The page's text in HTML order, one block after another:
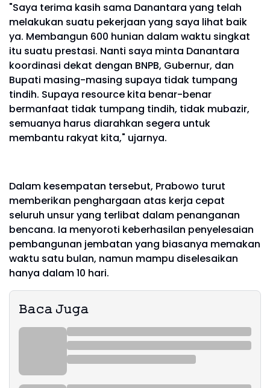
"Saya terima kasih sama Danantara yang telah
melakukan suatu pekerjaan yang saya lihat baik
ya. Membangun 600 hunian dalam waktu singkat
itu suatu prestasi. Nanti saya minta Danantara
koordinasi dekat dengan BNPB, Gubernur, dan
Bupati masing-masing supaya tidak tumpang
tindih. Supaya resource kita benar-benar
bermanfaat tidak tumpang tindih, tidak mubazir,
semuanya harus diarahkan segera untuk
membantu rakyat kita," ujarnya.
Dalam kesempatan tersebut, Prabowo turut
memberikan penghargaan atas kerja cepat
seluruh unsur yang terlibat dalam penanganan
bencana. Ia menyoroti keberhasilan penyelesaian
pembangunan jembatan yang biasanya memakan
waktu satu bulan, namun mampu diselesaikan
hanya dalam 10 hari.
𝙱𝚊𝚌𝚊 𝙹𝚞𝚐𝚊